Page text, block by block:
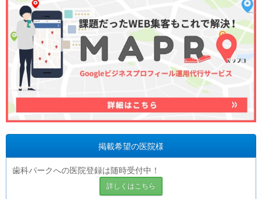
掲載希望の医院様
歯科パークへの医院登録は随時受付中！
詳しくはこちら